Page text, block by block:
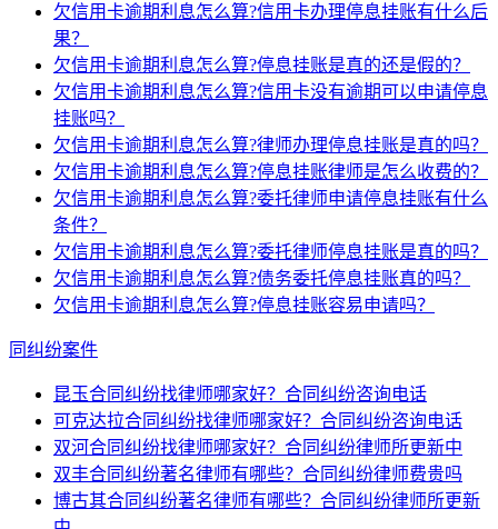
欠信用卡逾期利息怎么算?信用卡办理停息挂账有什么后
果？
欠信用卡逾期利息怎么算?停息挂账是真的还是假的？
欠信用卡逾期利息怎么算?信用卡没有逾期可以申请停息
挂账吗？
欠信用卡逾期利息怎么算?律师办理停息挂账是真的吗？
欠信用卡逾期利息怎么算?停息挂账律师是怎么收费的？
欠信用卡逾期利息怎么算?委托律师申请停息挂账有什么
条件？
欠信用卡逾期利息怎么算?委托律师停息挂账是真的吗？
欠信用卡逾期利息怎么算?债务委托停息挂账真的吗？
欠信用卡逾期利息怎么算?停息挂账容易申请吗？
同纠纷案件
昆玉合同纠纷找律师哪家好？合同纠纷咨询电话
可克达拉合同纠纷找律师哪家好？合同纠纷咨询电话
双河合同纠纷找律师哪家好？合同纠纷律师所更新中
双丰合同纠纷著名律师有哪些？合同纠纷律师费贵吗
博古其合同纠纷著名律师有哪些？合同纠纷律师所更新